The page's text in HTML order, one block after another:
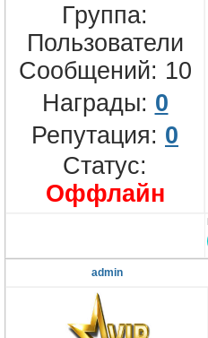
Группа:
Пользователи
Сообщений: 10
Награды: 0
Репутация: 0
Статус:
Оффлайн
admin